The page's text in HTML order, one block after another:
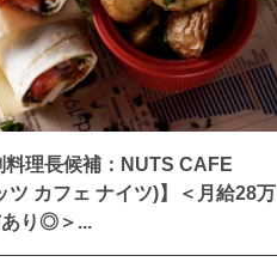
料理長候補：NUTS CAFE
ツ カフェ ナイツ)】＜月給28万
あり◎＞...